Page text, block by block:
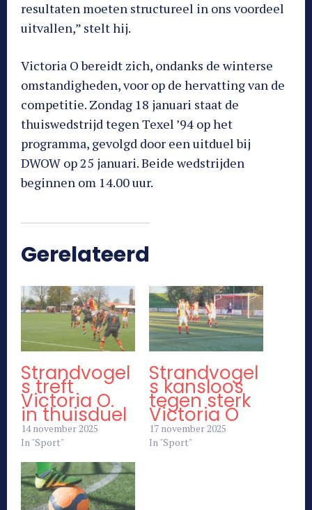
resultaten moeten structureel in ons voordeel
uitvallen,” stelt hij.
Victoria O bereidt zich, ondanks de winterse
omstandigheden, voor op de hervatting van de
competitie. Zondag 18 januari staat de
thuiswedstrijd tegen Texel ’94 op het
programma, gevolgd door een uitduel bij
DWOW op 25 januari. Beide wedstrijden
beginnen om 14.00 uur.
Gerelateerd
Strandvogel
s treft
Victoria O.
in thuisduel
14 november 2025
In "Sport"
Strandvogel
s kansloos
tegen sterk
Victoria O
17 november 2025
In "Sport"